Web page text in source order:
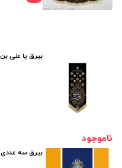
بیرق یا علی بن
ناموجود
بیرق سه عددی یا